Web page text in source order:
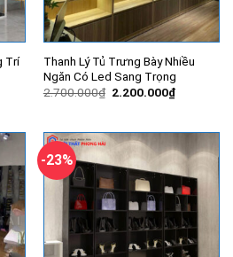
Trí
Thanh Lý Tủ Trưng Bày Nhiều
Ngăn Có Led Sang Trọng
2.700.000₫ Giá
2.200.000₫Giá
hiện
-23%